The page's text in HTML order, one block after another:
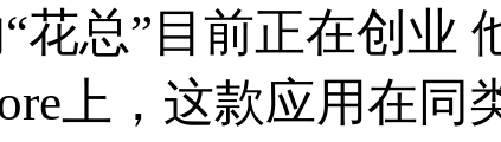
花总”目前正在创业
上，这款应用在